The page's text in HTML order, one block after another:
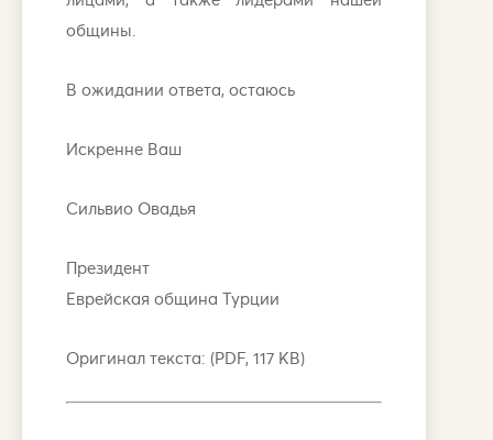
общины.
В ожидании ответа, остаюсь
Искренне Ваш
Сильвио Овадья
Президент
Еврейская община Турции
Оригинал текста: (PDF, 117 KB)